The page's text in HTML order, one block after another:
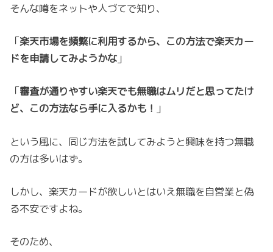
そんな噂をネットや人づてで知り、
「楽天市場を頻繁に利用するから、この方法で楽天カー
ドを申請してみようかな 」
「審査が通りやすい楽天でも無職はムリだと思ってたけ
ど、この方法なら手に入るかも！ 」
という風に、同じ方法を試してみようと興味を持つ無職
の方は多いはず。
しかし、楽天カードが欲しいとはいえ無職を自営業と偽
る不安ですよね。
そのため、